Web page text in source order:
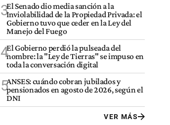
3El Senado dio media sanción a la
Inviolabilidad de la Propiedad Privada: el
Gobierno tuvo que ceder en la Ley del
Manejo del Fuego
4El Gobierno perdió la pulseada del
nombre: la "Ley de Tierras" se impuso en
toda la conversación digital
5ANSES: cuándo cobran jubilados y
pensionados en agosto de 2026, según el
DNI
VER MÁS